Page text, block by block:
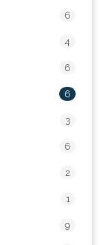
6
4
6
6
3
6
2
1
9